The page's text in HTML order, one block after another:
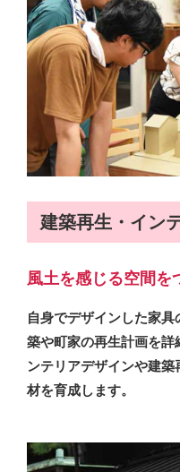
建築再生・イン
風土を感じる空間を
自身でデザインした家
築や町家の再生計画を詳
ンテリアデザインや建築
材を育成します。